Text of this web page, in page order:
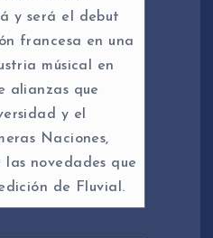
y será el debut
francesa en una
músical en
alianzas que
y el
Naciones,
novedades que
de Fluvial.